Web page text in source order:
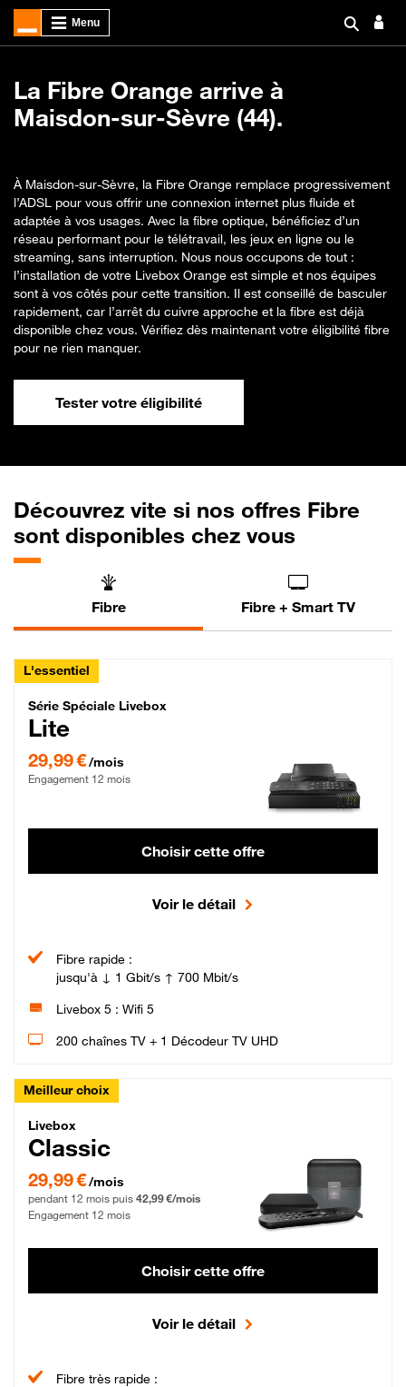
La Fibre Orange arrive à
Maisdon-sur-Sèvre (44).
À Maisdon-sur-Sèvre, la Fibre Orange remplace progressivement
l’ADSL pour vous offrir une connexion internet plus fluide et
adaptée à vos usages. Avec la fibre optique, bénéficiez d’un
réseau performant pour le télétravail, les jeux en ligne ou le
streaming, sans interruption. Nous nous occupons de tout :
l’installation de votre Livebox Orange est simple et nos équipes
sont à vos côtés pour cette transition. Il est conseillé de basculer
rapidement, car l’arrêt du cuivre approche et la fibre est déjà
disponible chez vous. Vérifiez dès maintenant votre éligibilité fibre
pour ne rien manquer.
Tester votre éligibilité
Découvrez vite si nos offres Fibre
sont disponibles chez vous
Fibre Fibre + Smart TV
L'essentiel
Série Spéciale Livebox Lite Fibre
Série Spéciale Livebox
Lite
29,99 €/mois
Engagement 12 mois
Choisir cette offre
Voir le détail
Fibre rapide :
jusqu'à ↓ 1 Gbit/s ↑ 700 Mbit/s
Livebox 5 : Wifi 5
200 chaînes TV + 1 Décodeur TV UHD
Meilleur choix
Livebox Classic Fibre
Livebox
Classic
29,99 € par mois pendant 12 mois puis 42,99 € par mois, Engagement 12 mois
29,99 €/mois
pendant 12 mois puis 42,99 €/mois
Engagement 12 mois
Choisir cette offre
Voir le détail
Fibre très rapide :